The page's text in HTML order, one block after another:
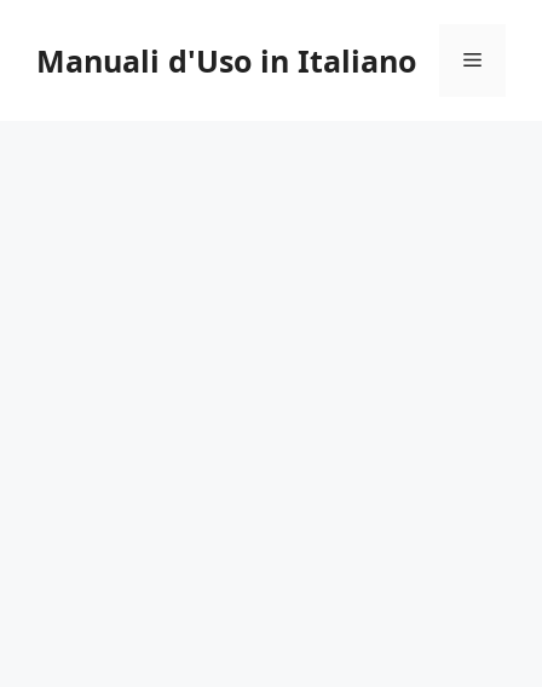
contenuto
Manuali d'Uso in Italiano Menu